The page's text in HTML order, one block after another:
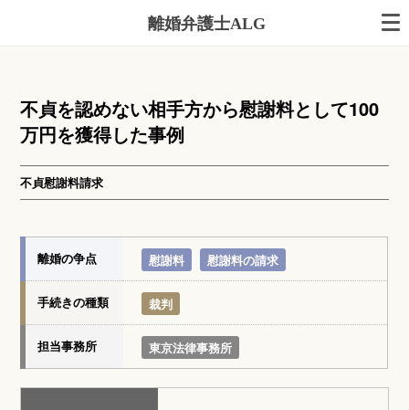
離婚弁護士ALG
不貞を認めない相手方から慰謝料として100
万円を獲得した事例
不貞慰謝料請求
離婚の争点 慰謝料 慰謝料の請求
手続きの種類 裁判
担当事務所 東京法律事務所